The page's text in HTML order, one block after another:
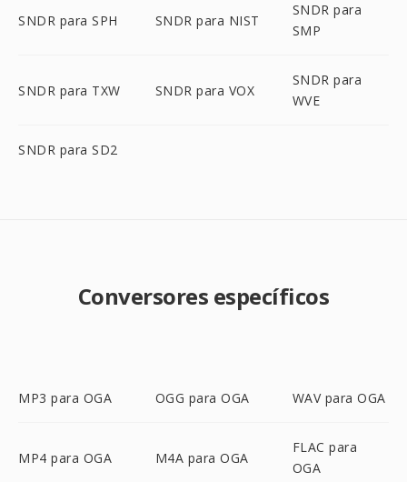
SNDR para SPH SNDR para NIST
SNDR para
SMP
SNDR para TXW SNDR para VOX
SNDR para
WVE
SNDR para SD2
Conversores específicos
MP3 para OGA OGG para OGA WAV para OGA
MP4 para OGA M4A para OGA
FLAC para
OGA